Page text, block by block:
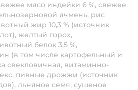
мясо индейки 6 %, свежее
ячмень, рис
жир 10,3 % (источник
желтый горох,
белок 3,5 %,
(в том числе картофельный и
свекловичная, витаминно-
пивные дрожжи (источник
льняное семя, сушеное